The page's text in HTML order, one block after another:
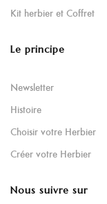
Kit herbier et Coffret
Le principe
Newsletter
Histoire
Choisir votre Herbier
Créer votre Herbier
Nous suivre sur